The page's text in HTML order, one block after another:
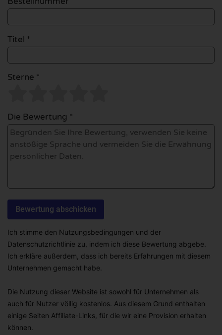
Titel *
Sterne *
Die Bewertung *
Ich stimme den Nutzungsbedingungen und der
Datenschutzrichtlinie zu, indem ich diese Bewertung abgebe.
Ich erkläre außerdem, dass ich bereits Erfahrungen mit diesem
Unternehmen gemacht habe.
Die Nutzung dieser Website ist sowohl für Unternehmen als
auch für Nutzer völlig kostenlos. Aus diesem Grund enthalten
einige Seiten Affiliate-Links, für die wir eine Provision erhalten
können.